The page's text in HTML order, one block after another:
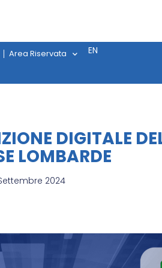
Area Riservata EN
DIGITALE
LOMBARDE
2024